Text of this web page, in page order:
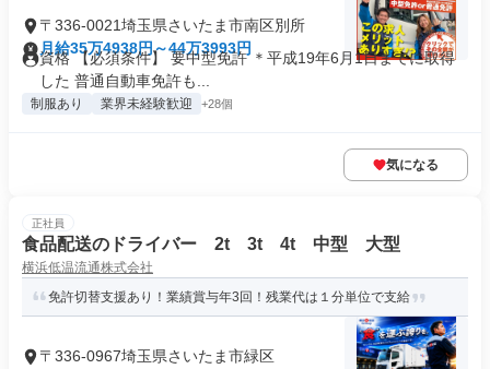
〒336-0021埼玉県さいたま市南区別所
月給35万4938円～44万3993円
資格 【必須条件】 要中型免許 ＊平成19年6月1日までに取得
した 普通自動車免許も...
制服あり 業界未経験歓迎 +28個
気になる
正社員
食品配送のドライバー 2t 3t 4t 中型 大型
横浜低温流通株式会社
免許切替支援あり！業績賞与年3回！残業代は１分単位で支給
〒336-0967埼玉県さいたま市緑区